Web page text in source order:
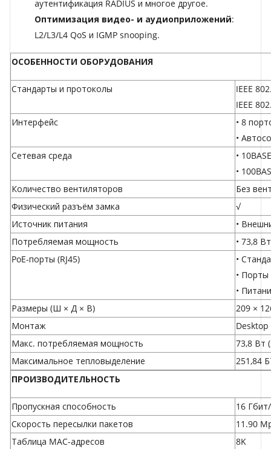
аутентификация RADIUS и многое другое.
Оптимизация видео- и аудиоприложений:
L2/L3/L4 QoS и IGMP snooping.
ОСОБЕННОСТИ ОБОРУДОВАНИЯ
Стандарты и протоколы
IEEE
IEEE
Интерфейс
• 8
•
Сетевая среда
•
•
Количество вентиляторов
Без
Физический разъём замка
√
Источник питания
•
Потребляемая мощность
• 73,8
PoE-порты (RJ45)
•
• Порты
•
Размеры (Ш × Д × В)
209 ×
Монтаж
Макс. потребляемая мощность
73,8 Вт
Максимальное тепловыделение
251,84
ПРОИЗВОДИТЕЛЬНОСТЬ
Пропускная способность
16
Скорость пересылки пакетов
11.90
Таблица MAC-адресов
8K